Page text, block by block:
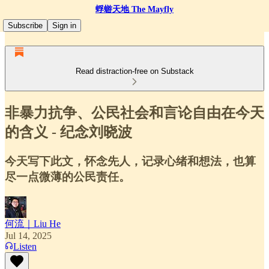
蜉蝣天地 The Mayfly
Subscribe
Sign in
Read distraction-free on Substack
非暴力抗争、公民社会和言论自由在今天
的含义 - 纪念刘晓波
今天写下此文，怀念先人，记录心绪和想法，也算
尽一点微薄的公民责任。
何流｜Liu He
Jul 14, 2025
Listen